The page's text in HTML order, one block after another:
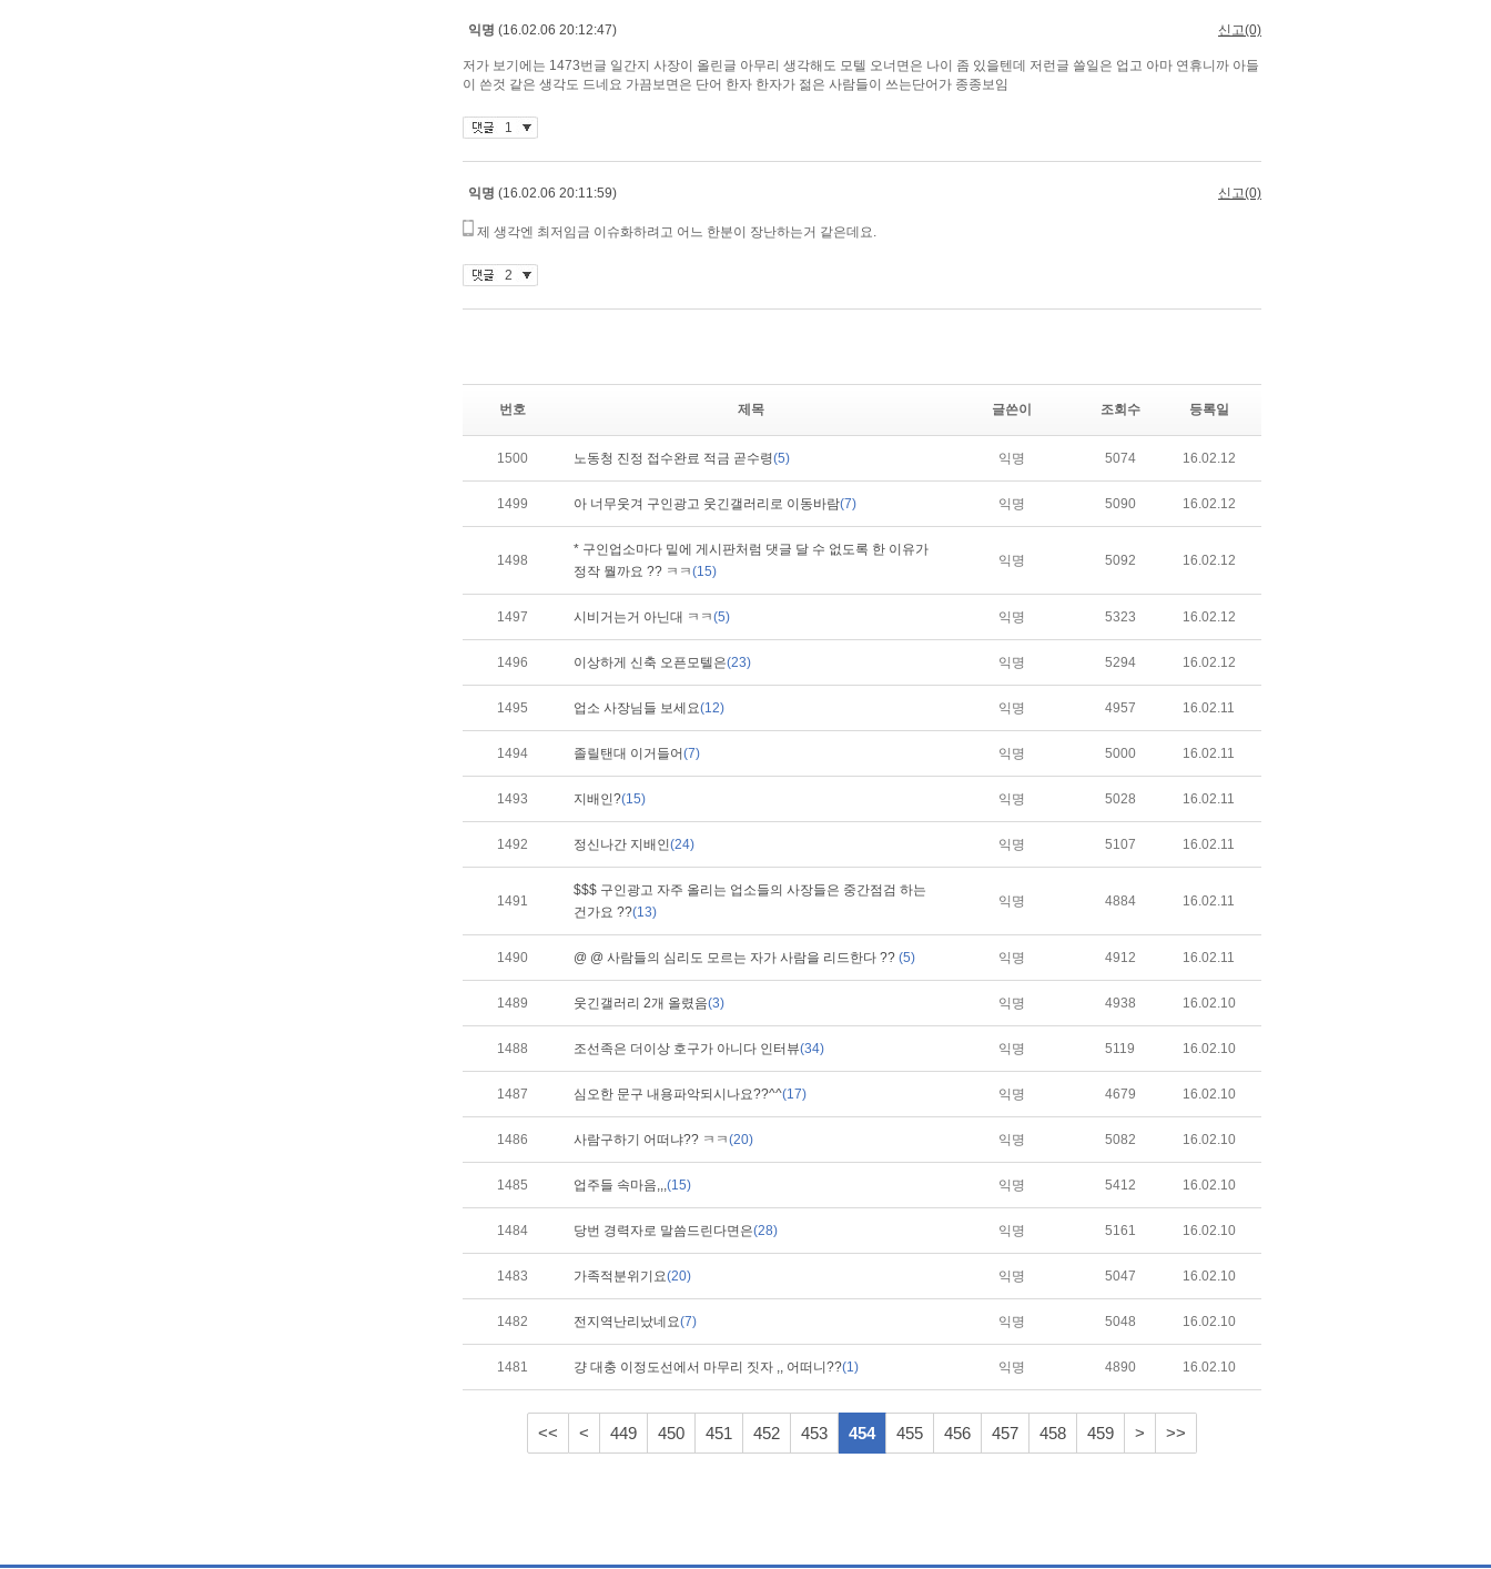
번호 제목 글쓴이 조회수 등록일
1500 노동청 진정 접수완료 적금 곧수령(5) 익명 5074 16.02.12
1499 아 너무웃겨 구인광고 웃긴갤러리로 이동바람(7) 익명 5090 16.02.12
1498
* 구인업소마다 밑에 게시판처럼 댓글 달 수 없도록 한 이유가
정작 뭘까요 ?? ㅋㅋ(15)
익명 5092 16.02.12
1497 시비거는거 아닌대 ㅋㅋ(5) 익명 5323 16.02.12
1496 이상하게 신축 오픈모텔은(23) 익명 5294 16.02.12
1495 업소 사장님들 보세요(12) 익명 4957 16.02.11
1494 졸릴탠대 이거들어(7) 익명 5000 16.02.11
1493 지배인?(15) 익명 5028 16.02.11
1492 정신나간 지배인(24) 익명 5107 16.02.11
1491
$$$ 구인광고 자주 올리는 업소들의 사장들은 중간점검 하는
건가요 ??(13)
익명 4884 16.02.11
1490 @ @ 사람들의 심리도 모르는 자가 사람을 리드한다 ?? (5) 익명 4912 16.02.11
1489 웃긴갤러리 2개 올렸음(3) 익명 4938 16.02.10
1488 조선족은 더이상 호구가 아니다 인터뷰(34) 익명 5119 16.02.10
1487 심오한 문구 내용파악되시나요??^^(17) 익명 4679 16.02.10
1486 사람구하기 어떠냐?? ㅋㅋ(20) 익명 5082 16.02.10
1485 업주들 속마음,,,(15) 익명 5412 16.02.10
1484 당번 경력자로 말씀드린다면은(28) 익명 5161 16.02.10
1483 가족적분위기요(20) 익명 5047 16.02.10
1482 전지역난리났네요(7) 익명 5048 16.02.10
1481 걍 대충 이정도선에서 마무리 짓자 ,, 어떠니??(1) 익명 4890 16.02.10
<< < 449 450 451 452 453 454 455 456 457 458 459 > >>